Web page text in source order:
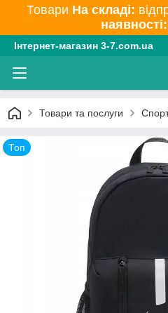
Товари На складі:
наявності:
Інтернет-магазин 3-7.com.ua
Товари та послуги
Топ